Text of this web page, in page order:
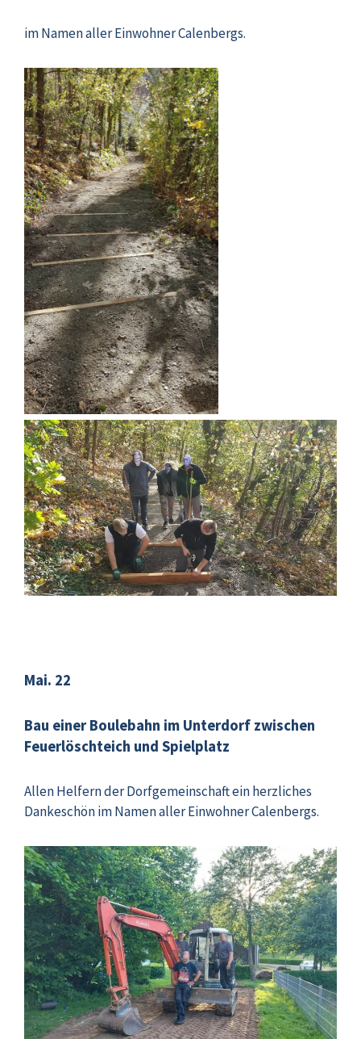
im Namen aller Einwohner Calenbergs.
Mai. 22
Bau einer Boulebahn im Unterdorf zwischen
Feuerlöschteich und Spielplatz
Allen Helfern der Dorfgemeinschaft ein herzliches
Dankeschön im Namen aller Einwohner Calenbergs.